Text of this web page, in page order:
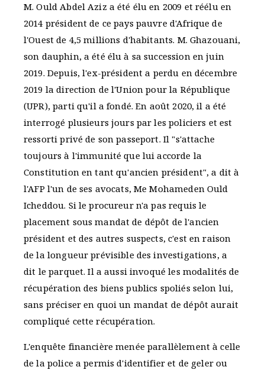
M. Ould Abdel Aziz a été élu en 2009 et réélu en
2014 président de ce pays pauvre d'Afrique de
l'Ouest de 4,5 millions d'habitants. M. Ghazouani,
son dauphin, a été élu à sa succession en juin
2019. Depuis, l'ex-président a perdu en décembre
2019 la direction de l'Union pour la République
(UPR), parti qu'il a fondé. En août 2020, il a été
interrogé plusieurs jours par les policiers et est
ressorti privé de son passeport. Il "s'attache
toujours à l'immunité que lui accorde la
Constitution en tant qu'ancien président", a dit à
l'AFP l'un de ses avocats, Me Mohameden Ould
Icheddou. Si le procureur n'a pas requis le
placement sous mandat de dépôt de l'ancien
président et des autres suspects, c'est en raison
de la longueur prévisible des investigations, a
dit le parquet. Il a aussi invoqué les modalités de
récupération des biens publics spoliés selon lui,
sans préciser en quoi un mandat de dépôt aurait
compliqué cette récupération.
L'enquête financière menée parallèlement à celle
de la police a permis d'identifier et de geler ou